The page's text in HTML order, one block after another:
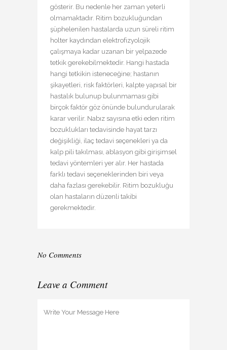
gösterir. Bu nedenle her zaman yeterli
olmamaktadır. Ritim bozukluğundan
şüphelenilen hastalarda uzun süreli ritim
holter kaydından elektrofizyolojik
çalışmaya kadar uzanan bir yelpazede
tetkik gerekebilmektedir. Hangi hastada
hangi tetkikin isteneceğine; hastanın
şikayetleri, risk faktörleri, kalpte yapısal bir
hastalık bulunup bulunmaması gibi
birçok faktör göz önünde bulundurularak
karar verilir. Nabız sayısına etki eden ritim
bozuklukları tedavisinde hayat tarzı
değişikliği, ilaç tedavi seçenekleri ya da
kalp pili takılması, ablasyon gibi girişimsel
tedavi yöntemleri yer alır. Her hastada
farklı tedavi seçeneklerinden biri veya
daha fazlası gerekebilir. Ritim bozukluğu
olan hastaların düzenli takibi
gerekmektedir.
No Comments
Leave a Comment